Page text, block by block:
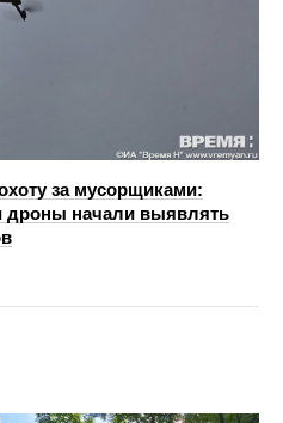
за мусорщиками:
дроны начали выявлять